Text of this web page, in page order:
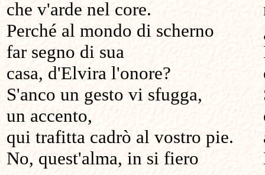
che v'arde nel core.
Perché al mondo di scherno
far segno di sua
casa, d'Elvira l'onore?
S'anco un gesto vi sfugga,
un accento,
qui trafitta cadrò al vostro pie.
No, quest'alma, in si fiero